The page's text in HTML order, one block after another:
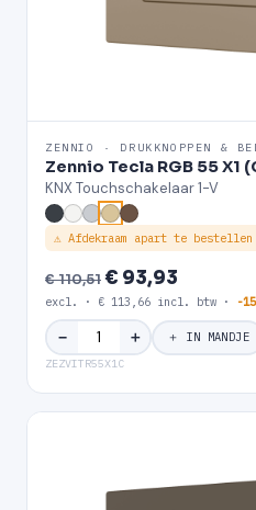
ZENNIO · DRUKKNOPPEN &
Zennio Tecla RGB 55 X1
KNX Touchschakelaar 1-V
⚠ Afdekraam apart te
€ 110,51€ 93,93
excl. · € 113,66 incl. btw · -
− ＋ ＋ IN MANDJE
ZEZVITR55X1C